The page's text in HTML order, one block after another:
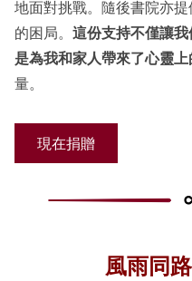
地面對挑戰。隨後書院亦
的困局。 這份支持不僅讓
是為我和家人帶來了心靈
量。
現在捐贈
風雨同